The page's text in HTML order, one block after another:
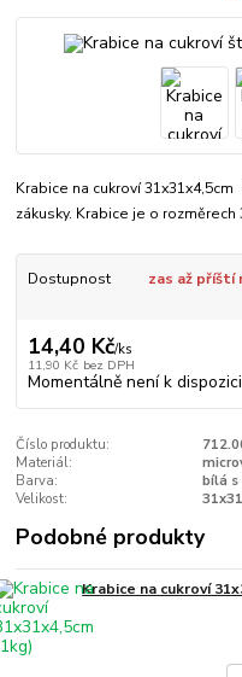
Krabice na cukroví
zákusky. Krabice je o rozměrech
Dostupnost zas až příští
14,40 Kč/ks
11,90 Kč bez DPH
Momentálně není k dispozici
Číslo produktu:
Materiál:
Barva:
bílá s
Velikost:
Podobné produkty
Krabice na cukroví